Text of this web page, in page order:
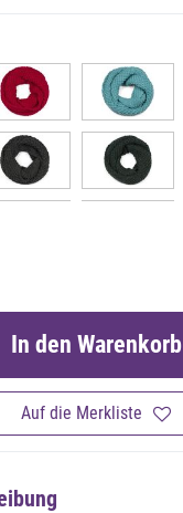
Auf die Merkliste
In den Warenkorb